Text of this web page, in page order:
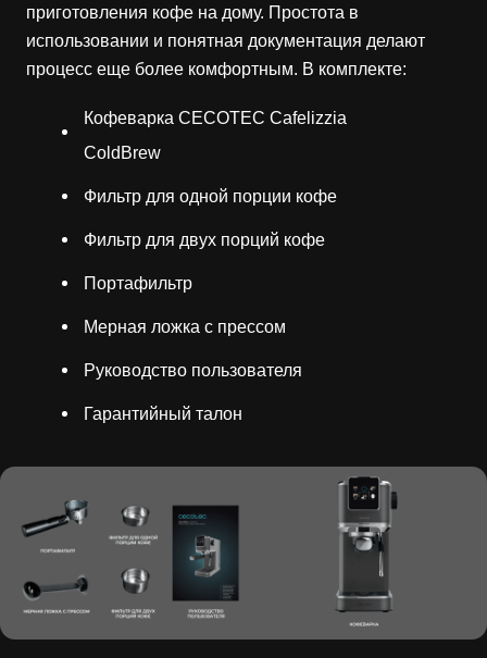
приготовления кофе на дому. Простота в
использовании и понятная документация делают
процесс еще более комфортным. В комплекте:
Кофеварка CECOTEC Cafelizzia
ColdBrew
Фильтр для одной порции кофе
Фильтр для двух порций кофе
Портафильтр
Мерная ложка с прессом
Руководство пользователя
Гарантийный талон